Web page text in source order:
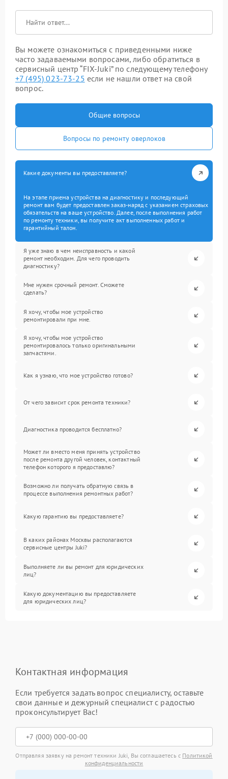
Вы можете ознакомиться с приведенными ниже
часто задаваемыми вопросами, либо обратиться в
сервисный центр “FIX-Juki” по следующему телефону
+7 (495) 023-73-25 если не нашли ответ на свой
вопрос.
Общие вопросы
Вопросы по ремонту оверлоков
Какие документы вы предоставляете?
На этапе приема устройства на диагностику и последующий
ремонт вам будет предоставлен заказ-наряд с указанием страховых
обязательств на ваше устройство. Далее, после выполнения работ
по ремонту техники, вы получите акт выполненных работ и
гарантийный талон.
Я уже знаю в чем неисправность и какой
ремонт необходим. Для чего проводить
диагностику?
Мне нужен срочный ремонт. Сможете
сделать?
Я хочу, чтобы мое устройство
ремонтировали при мне.
Я хочу, чтобы мое устройство
ремонтировалось только оригинальными
запчастями.
Как я узнаю, что мое устройство готово?
От чего зависит срок ремонта техники?
Диагностика проводится бесплатно?
Может ли вместо меня принять устройство
после ремонта другой человек, контактный
телефон которого я предоставлю?
Возможно ли получать обратную связь в
процессе выполнения ремонтных работ?
Какую гарантию вы предоставляете?
В каких районах Москвы располагаются
сервисные центры Juki?
Выполняете ли вы ремонт для юридических
лиц?
Какую документацию вы предоставляете
для юридических лиц?
Контактная информация
Если требуется задать вопрос специалисту, оставьте
свои данные и дежурный специалист с радостью
проконсультирует Вас!
Отправляя заявку на ремонт техники Juki, Вы соглашаетесь с Политикой
конфиденциальности